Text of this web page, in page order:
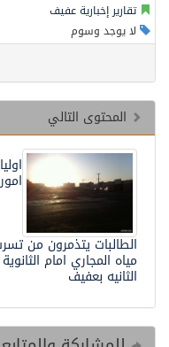
إخبارية عفيف
يوجد وسوم
المحتوى التالي
اولياء
امور
يتذمرون من تسرب
المجاري امام الثانوية
بعفيف